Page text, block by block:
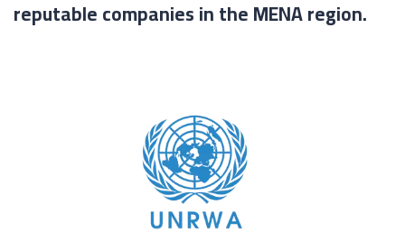
reputable companies in the MENA region.